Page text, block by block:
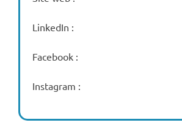
LinkedIn :
Facebook :
Instagram :